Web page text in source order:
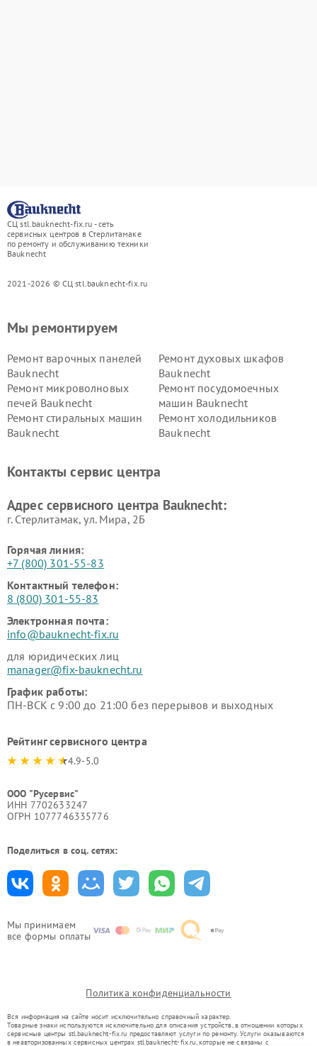
СЦ stl.bauknecht-fix.ru - сеть
сервисных центров в Стерлитамаке
по ремонту и обслуживанию техники
Bauknecht
2021-2026 © СЦ stl.bauknecht-fix.ru
Мы принимаем
все формы оплаты
Мы ремонтируем
Ремонт варочных панелей
Bauknecht
Ремонт духовых шкафов
Bauknecht
Ремонт микроволновых
печей Bauknecht
Ремонт посудомоечных
машин Bauknecht
Ремонт стиральных машин
Bauknecht
Ремонт холодильников
Bauknecht
Контакты сервис центра
Адрес сервисного центра Bauknecht:
г. Стерлитамак, ул. Мира, 2Б
Горячая линия:
+7 (800) 301-55-83
Контактный телефон:
8 (800) 301-55-83
Электронная почта:
info@bauknecht-fix.ru
для юридических лиц
manager@fix-bauknecht.ru
График работы:
ПН-ВСК с 9:00 до 21:00 без перерывов и выходных
Рейтинг сервисного центра
4.9-5.0
ООО "Русервис"
ИНН 7702633247
ОГРН 1077746335776
Поделиться в соц. сетях:
Политика конфиденциальности
Вся информация на сайте носит исключительно справочный характер.
Товарные знаки используются исключительно для описания устройств, в отношении которых
сервисные центры stl.bauknecht-fix.ru предоставляют услуги по ремонту. Услуги оказываются
в неавторизованных сервисных центрах stl.bauknecht-fix.ru, которые не связаны с